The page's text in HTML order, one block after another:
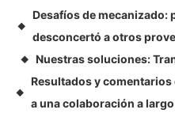
◆
Desafíos de mecanizado:
desconcertó a otros
◆ Nuestras soluciones:
◆
Resultados y
a una colaboración a